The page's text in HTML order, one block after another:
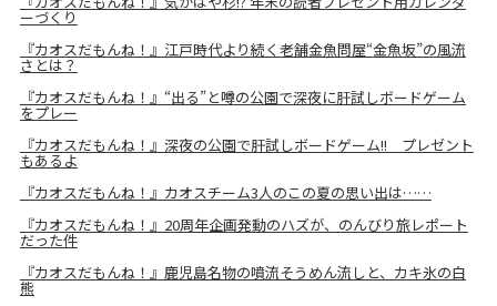
ーづくり
『カオスだもんね！』江戸時代より続く老舗金魚問屋“金魚坂”の風流
さとは？
『カオスだもんね！』“出る”と噂の公園で深夜に肝試しボードゲーム
をプレー
『カオスだもんね！』深夜の公園で肝試しボードゲーム!! プレゼント
もあるよ
『カオスだもんね！』カオスチーム3人のこの夏の思い出は……
『カオスだもんね！』20周年企画発動のハズが、のんびり旅レポート
だった件
『カオスだもんね！』鹿児島名物の噴流そうめん流しと、カキ氷の白
熊